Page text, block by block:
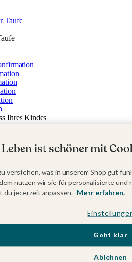
Taufe
Ihres Kindes
Leben ist schöner mit
verstehen, was in unserem Shop gut
nutzen wir sie für personalisierte
du jederzeit anpassen. Mehr erfahren.
Ablehnen
Geht klar